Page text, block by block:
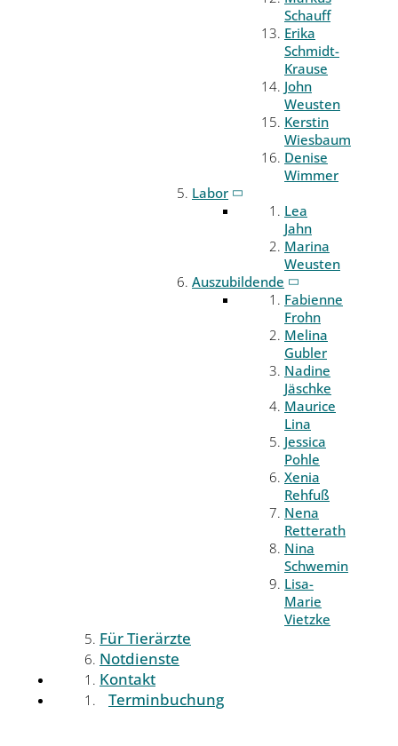
Schauff
Erika
Schmidt-
Krause
John
Weusten
Kerstin
Wiesbaum
Denise
Wimmer
Labor
Lea
Jahn
Marina
Weusten
Auszubildende
Fabienne
Frohn
Melina
Gubler
Nadine
Jäschke
Maurice
Lina
Jessica
Pohle
Xenia
Rehfuß
Nena
Retterath
Nina
Schwemin
Lisa-
Marie
Vietzke
Für Tierärzte
Notdienste
Kontakt
Terminbuchung